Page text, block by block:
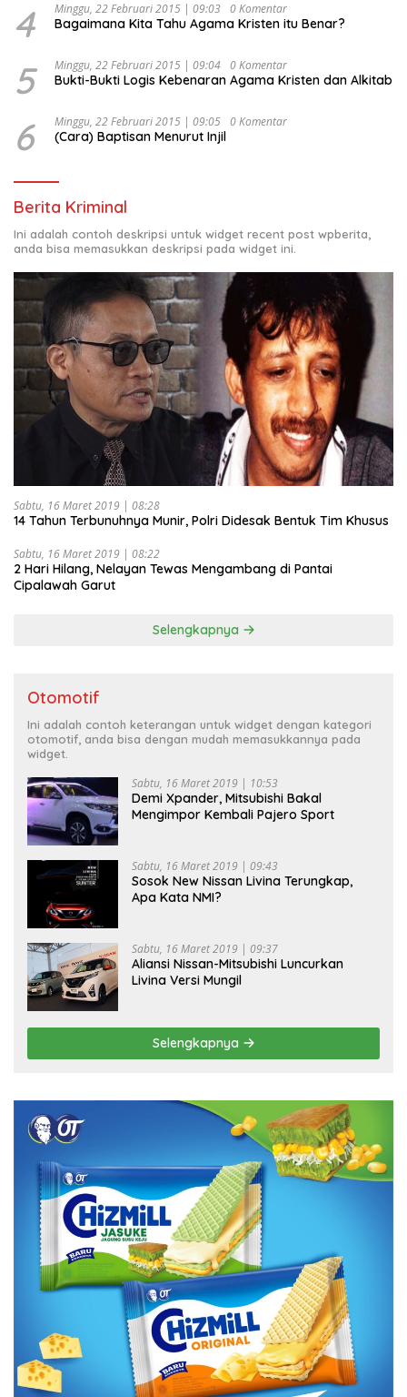
4 Minggu, 22 Februari 2015 | 09:03 0 Komentar
Bagaimana Kita Tahu Agama Kristen itu Benar?
5 Minggu, 22 Februari 2015 | 09:04 0 Komentar
Bukti-Bukti Logis Kebenaran Agama Kristen dan Alkitab
6 Minggu, 22 Februari 2015 | 09:05 0 Komentar
(Cara) Baptisan Menurut Injil
Berita Kriminal
Ini adalah contoh deskripsi untuk widget recent post wpberita,
anda bisa memasukkan deskripsi pada widget ini.
Sabtu, 16 Maret 2019 | 08:28
14 Tahun Terbunuhnya Munir, Polri Didesak Bentuk Tim Khusus
Sabtu, 16 Maret 2019 | 08:22
2 Hari Hilang, Nelayan Tewas Mengambang di Pantai
Cipalawah Garut
Selengkapnya
Otomotif
Ini adalah contoh keterangan untuk widget dengan kategori
otomotif, anda bisa dengan mudah memasukkannya pada
widget.
Sabtu, 16 Maret 2019 | 10:53
Demi Xpander, Mitsubishi Bakal
Mengimpor Kembali Pajero Sport
Sabtu, 16 Maret 2019 | 09:43
Sosok New Nissan Livina Terungkap,
Apa Kata NMI?
Sabtu, 16 Maret 2019 | 09:37
Aliansi Nissan-Mitsubishi Luncurkan
Livina Versi Mungil
Selengkapnya